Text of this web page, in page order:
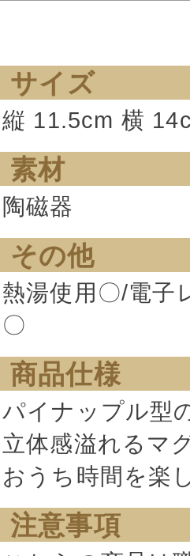
サイズ
縦 11.5cm 横
素材
陶磁器
その他
熱湯使用〇/電子
〇
商品仕様
パイナップル型
立体感溢れるマ
おうち時間を楽
注意事項